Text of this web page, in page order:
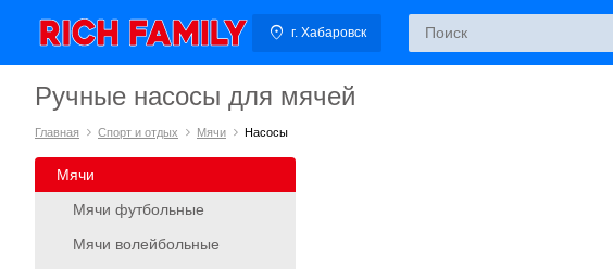
г. Хабаровск
Ручные насосы для мячей
Главная Спорт и отдых Мячи Насосы
Мячи
Мячи футбольные
Мячи волейбольные